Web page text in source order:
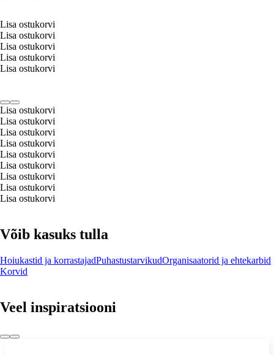
Lisa ostukorvi
Lisa ostukorvi
Lisa ostukorvi
Lisa ostukorvi
Lisa ostukorvi
Lisa ostukorvi
Lisa ostukorvi
Lisa ostukorvi
Lisa ostukorvi
Lisa ostukorvi
Lisa ostukorvi
Lisa ostukorvi
Lisa ostukorvi
Lisa ostukorvi
Võib kasuks tulla
Hoiukastid ja korrastajadPuhastustarvikudOrganisaatorid ja ehtekarbid
Korvid
Veel inspiratsiooni